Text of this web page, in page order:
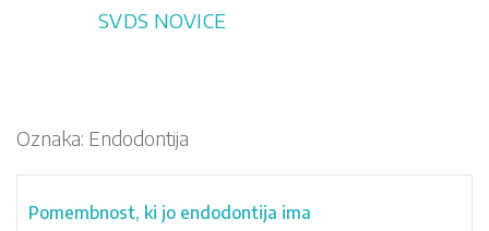
SVDS NOVICE
Oznaka: Endodontija
Pomembnost, ki jo endodontija ima